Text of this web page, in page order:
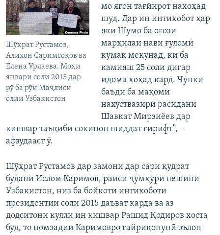
Шӯҳрат Рустамов,
Алихон Саримсоқов ва
Елена Урлаева. Моҳи
январи соли 2015 дар
рӯ ба рӯи Маҷлиси
олии Узбакистон
мо ягон тағйирот нахоҳад
шуд. Дар ин интихобот ҳар
яки Шумо ба оғози
марҳилаи нави ғуломӣ
кумак мекунад, ки ба
камияш 25 соли дигар
идома хоҳад кард. Чунки
баъди ба мақоми
нахуствазирӣ расидани
Шавкат Мирзиёев дар
кишвар таъқиби сокинон шиддат гирифт”, -
афзудааст ӯ.
Шӯҳрат Рустамов дар замони дар сари қудрат
будани Ислом Каримов, раиси ҷумҳури пешини
Узбакистон, низ ба бойкоти интихоботи
президентии соли 2015 даъват карда ва аз
додситони кулли ин кишвар Рашид Қодиров хоста
буд, то номзадии Каримовро ғайриқонунӣ эълон